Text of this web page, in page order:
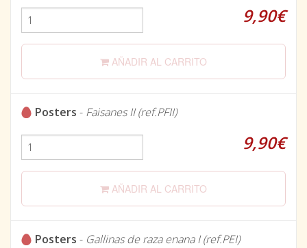
9,90€
AÑADIR AL CARRITO
Posters - Faisanes II (ref.PFII)
9,90€
AÑADIR AL CARRITO
Posters - Gallinas de raza enana I (ref.PEI)